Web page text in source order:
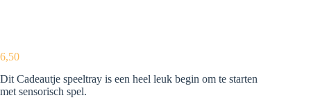
6,50
Dit Cadeautje speeltray is een heel leuk begin om te starten
met sensorisch spel.